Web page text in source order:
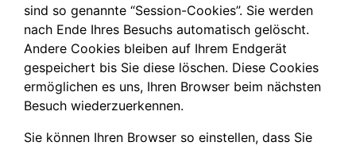
sind so genannte “Session-Cookies”. Sie werden
nach Ende Ihres Besuchs automatisch gelöscht.
Andere Cookies bleiben auf Ihrem Endgerät
gespeichert bis Sie diese löschen. Diese Cookies
ermöglichen es uns, Ihren Browser beim nächsten
Besuch wiederzuerkennen.
Sie können Ihren Browser so einstellen, dass Sie